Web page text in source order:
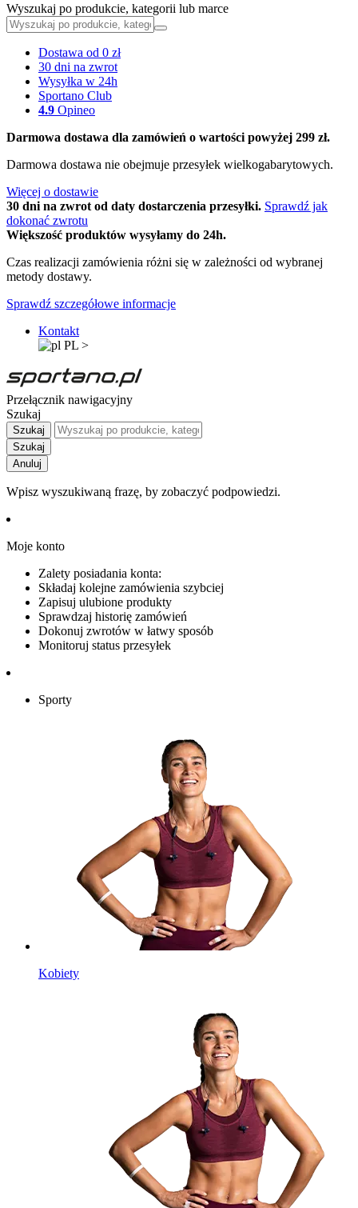
Wyszukaj po produkcie, kategorii lub marce
Dostawa od 0 zł
30 dni na zwrot
Wysyłka w 24h
Sportano Club
4.9 Opineo
Darmowa dostawa dla zamówień o wartości powyżej 299 zł.
Darmowa dostawa nie obejmuje przesyłek wielkogabarytowych.
Więcej o dostawie
30 dni na zwrot od daty dostarczenia przesyłki. Sprawdź jak
dokonać zwrotu
Większość produktów wysyłamy do 24h.
Czas realizacji zamówienia różni się w zależności od wybranej
metody dostawy.
Sprawdź szczegółowe informacje
Kontakt
PL >
Przełącznik nawigacyjny
Szukaj
Szukaj
Szukaj
Anuluj
Wpisz wyszukiwaną frazę, by zobaczyć podpowiedzi.
Moje konto
Zalety posiadania konta:
Składaj kolejne zamówienia szybciej
Zapisuj ulubione produkty
Sprawdzaj historię zamówień
Dokonuj zwrotów w łatwy sposób
Monitoruj status przesyłek
Sporty
Kobiety